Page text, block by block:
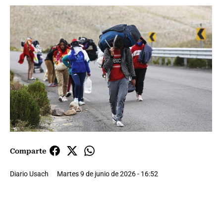
Comparte
Diario Usach Martes 9 de junio de 2026 - 16:52